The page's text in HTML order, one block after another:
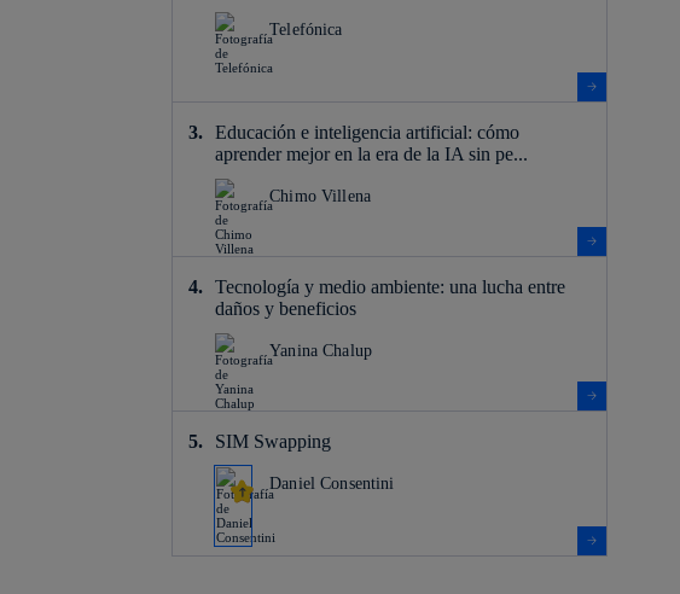
Telefónica
Educación e inteligencia artificial: cómo
aprender mejor en la era de la IA sin pe...
Chimo Villena
Tecnología y medio ambiente: una lucha entre
daños y beneficios
Yanina Chalup
SIM Swapping
Daniel Consentini